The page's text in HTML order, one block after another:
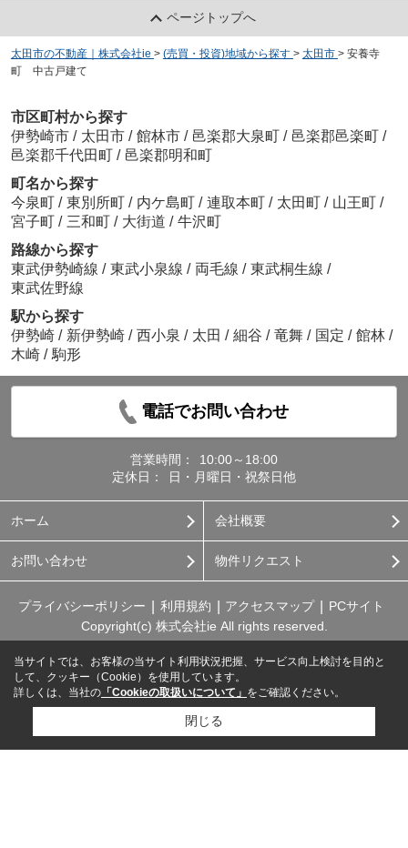
ページトップへ
太田市の不動産｜株式会社ie > (売買・投資)地域から探す > 太田市 > 安養寺
町 中古戸建て
市区町村から探す
伊勢崎市 / 太田市 / 館林市 / 邑楽郡大泉町 / 邑楽郡邑楽町 /
邑楽郡千代田町 / 邑楽郡明和町
町名から探す
今泉町 / 東別所町 / 内ケ島町 / 連取本町 / 太田町 / 山王町 /
宮子町 / 三和町 / 大街道 / 牛沢町
路線から探す
東武伊勢崎線 / 東武小泉線 / 両毛線 / 東武桐生線 /
東武佐野線
駅から探す
伊勢崎 / 新伊勢崎 / 西小泉 / 太田 / 細谷 / 竜舞 / 国定 / 館林 /
木崎 / 駒形
電話でお問い合わせ
営業時間：
10:00～18:00
定休日：
日・月曜日・祝祭日他
ホーム 会社概要
お問い合わせ 物件リクエスト
プライバシーポリシー 利用規約 アクセスマップ
PCサイト
Copyright(c) 株式会社ie All rights reserved.
当サイトでは、お客様の当サイト利用状況把握、サービス向上検討を目的と
して、クッキー（Cookie）を使用しています。
詳しくは、当社の 「Cookieの取扱いについて」 をご確認ください。
閉じる